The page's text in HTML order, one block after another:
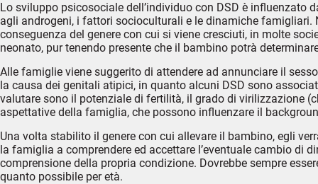
Lo sviluppo psicosociale dell’individuo con DSD è influenzato
agli androgeni, i fattori socioculturali e le dinamiche famigliari.
conseguenza del genere con cui si viene cresciuti, in molte
neonato, pur tenendo presente che il bambino potrà
Alle famiglie viene suggerito di attendere ad annunciare il
la causa dei genitali atipici, in quanto alcuni DSD sono
valutare sono il potenziale di fertilità, il grado di virilizzazione
aspettative della famiglia, che possono influenzare il
Una volta stabilito il genere con cui allevare il bambino, egli
la famiglia a comprendere ed accettare l’eventuale cambio di
comprensione della propria condizione. Dovrebbe sempre
quanto possibile per età.